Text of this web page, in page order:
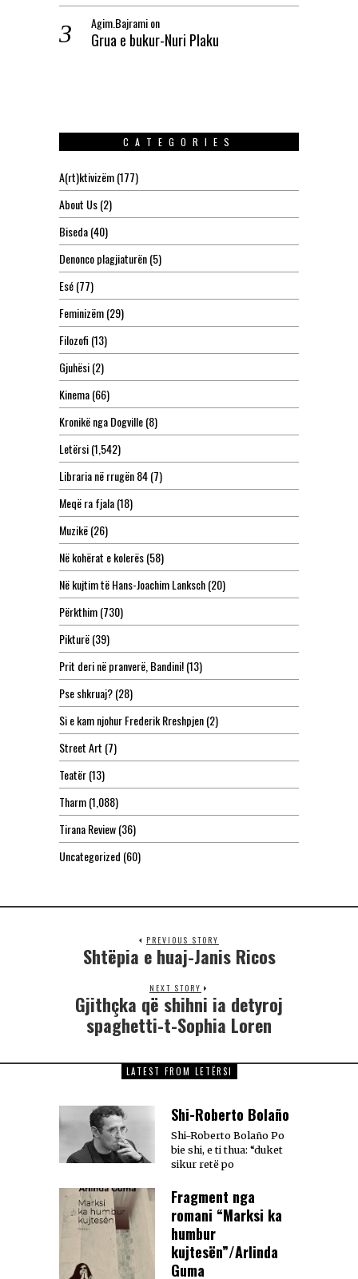
Agim.Bajramion
Grua e bukur-Nuri Plaku
CATEGORIES
A(rt)ktivizëm(177)
About Us(2)
Biseda(40)
Denonco plagjiaturën(5)
Esé(77)
Feminizëm(29)
Filozofi (13)
Gjuhësi(2)
Kinema(66)
Kronikë nga Dogville(8)
Letërsi(1,542)
Libraria në rrugën 84(7)
Meqë ra fjala(18)
Muzikë(26)
Në kohërat e kolerës(58)
Në kujtim të Hans-Joachim Lanksch(20)
Përkthim(730)
Pikturë(39)
Prit deri në pranverë, Bandini!(13)
Pse shkruaj?(28)
Si e kam njohur Frederik Rreshpjen(2)
Street Art (7)
Teatër(13)
Tharm(1,088)
Tirana Review(36)
Uncategorized (60)
PREVIOUS STORY
Shtëpia e huaj-Janis Ricos
NEXT STORY
Gjithçka që shihni ia detyroj
spaghetti-t-Sophia Loren
LATEST FROM LETËRSI
Shi-Roberto Bolaño
Shi-Roberto Bolaño Po
bie shi, e ti thua: “duket
sikur retë po
Fragment nga
romani “Marksi ka
humbur
kujtesën”/Arlinda
Guma